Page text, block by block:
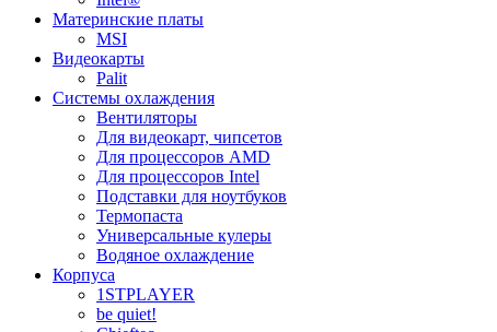
Материнские платы
MSI
Видеокарты
Palit
Системы охлаждения
Вентиляторы
Для видеокарт, чипсетов
Для процессоров AMD
Для процессоров Intel
Подставки для ноутбуков
Термопаста
Универсальные кулеры
Водяное охлаждение
Корпуса
1STPLAYER
be quiet!